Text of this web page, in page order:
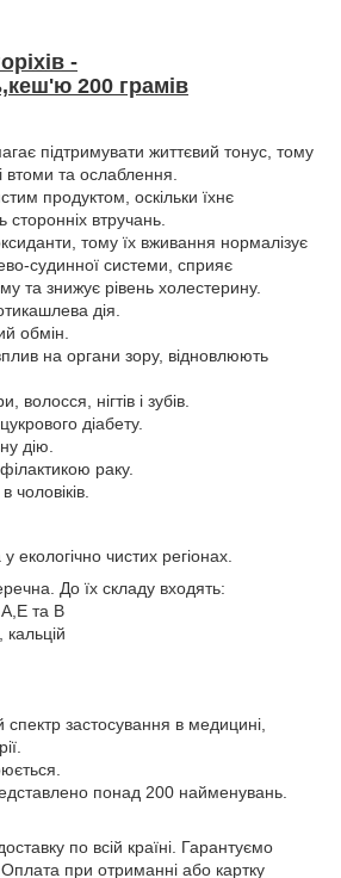
-
200 грамів
підтримувати життєвий тонус, тому
втоми та ослаблення.
продуктом, оскільки їхнє
втручань.
тому їх вживання нормалізує
судинної системи, сприяє
та знижує рівень холестерину.
дія.
обмін.
на органи зору, відновлюють
нігтів і зубів.
діабету.
дію.
раку.
екологічно чистих регіонах.
До їх складу входять:
А,Е та В
застосування в медицині,
понад 200 найменувань.
по всій країні. Гарантуємо
при отриманні або картку